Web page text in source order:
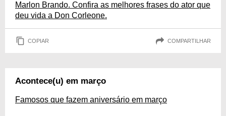
Marlon Brando. Confira as melhores frases do ator que
deu vida a Don Corleone.
COPIAR COMPARTILHAR
Acontece(u) em março
Famosos que fazem aniversário em março